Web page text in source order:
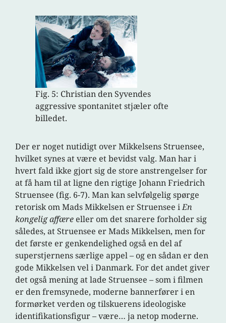
Fig. 5: Christian den Syvendes
aggressive spontanitet stjæler ofte
billedet.
Der er noget nutidigt over Mikkelsens Struensee,
hvilket synes at være et bevidst valg. Man har i
hvert fald ikke gjort sig de store anstrengelser for
at få ham til at ligne den rigtige Johann Friedrich
Struensee (fig. 6-7). Man kan selvfølgelig spørge
retorisk om Mads Mikkelsen er Struensee iEn
kongelig affære eller om det snarere forholder sig
således, at Struensee er Mads Mikkelsen, men for
det første er genkendelighed også en del af
superstjernens særlige appel – og en sådan er den
gode Mikkelsen vel i Danmark. For det andet giver
det også mening at lade Struensee – som i filmen
er den fremsynede, moderne bannerfører i en
formørket verden og tilskuerens ideologiske
identifikationsfigur – være… ja netop moderne.